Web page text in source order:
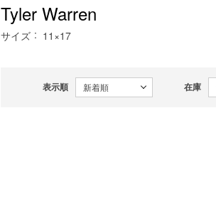
Tyler Warren
サイズ 11×17
表示順 在庫